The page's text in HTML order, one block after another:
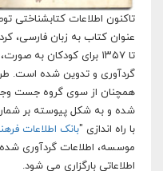
تا ۱۳۵۷ برای كودكان
گردآوری و تدوین شده است.
همچنان از سوی گروه جست
با راه اندازی "بانک اطلاعات
موسسه، اطلاعات گردآوری شده
اطلاعاتی بارگزاری می شود.